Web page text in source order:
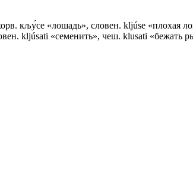
кљу́се «лошадь», словен. kljúsе «плохая
kljúsati «семенить», чеш. klusati «бежать